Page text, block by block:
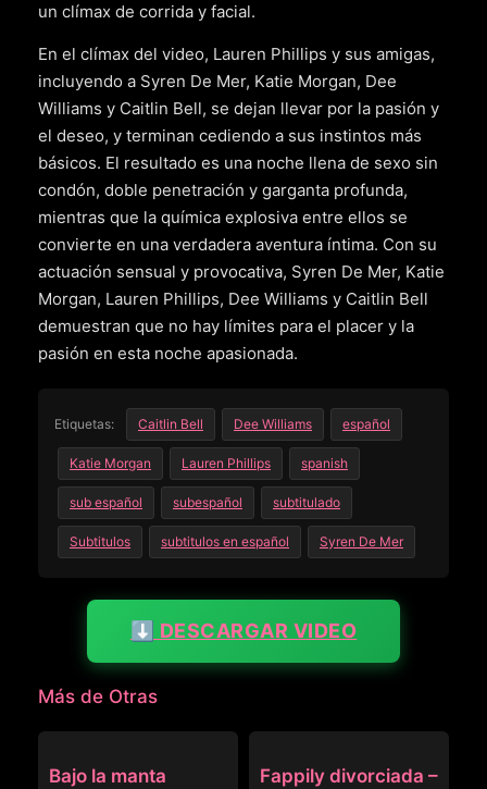
un clímax de corrida y facial.
En el clímax del video, Lauren Phillips y sus amigas,
incluyendo a Syren De Mer, Katie Morgan, Dee
Williams y Caitlin Bell, se dejan llevar por la pasión y
el deseo, y terminan cediendo a sus instintos más
básicos. El resultado es una noche llena de sexo sin
condón, doble penetración y garganta profunda,
mientras que la química explosiva entre ellos se
convierte en una verdadera aventura íntima. Con su
actuación sensual y provocativa, Syren De Mer, Katie
Morgan, Lauren Phillips, Dee Williams y Caitlin Bell
demuestran que no hay límites para el placer y la
pasión en esta noche apasionada.
Etiquetas: Caitlin Bell Dee Williams español
Katie Morgan Lauren Phillips spanish
sub español subespañol subtitulado
Subtitulos subtitulos en español Syren De Mer
⬇️ DESCARGAR VIDEO
Más de Otras
Bajo la manta
Fappily divorciada –